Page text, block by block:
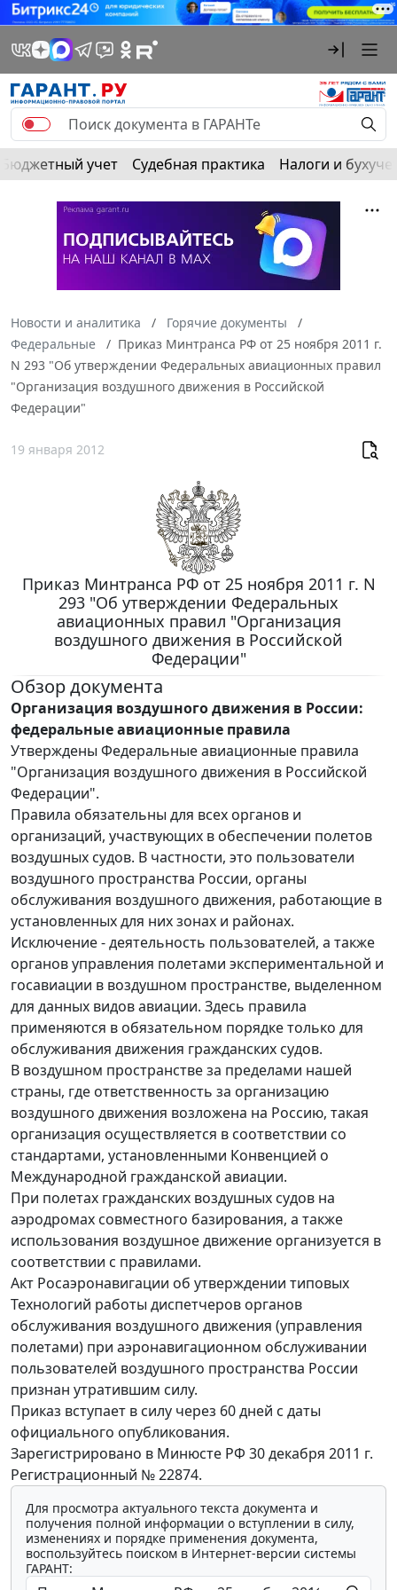
Бюджетный учет Судебная практика Налоги и
Новости и аналитика
Горячие документы
Федеральные
Приказ Минтранса РФ от 25 ноября 2011 г.
N 293 "Об утверждении Федеральных авиационных правил
"Организация воздушного движения в Российской
Федерации"
19 января 2012
Приказ Минтранса РФ от 25 ноября 2011 г. N
293 "Об утверждении Федеральных
авиационных правил "Организация
воздушного движения в Российской
Федерации"
Обзор документа
Организация воздушного движения в России:
федеральные авиационные правила
Утверждены Федеральные авиационные правила
"Организация воздушного движения в Российской
Федерации".
Правила обязательны для всех органов и
организаций, участвующих в обеспечении полетов
воздушных судов. В частности, это пользователи
воздушного пространства России, органы
обслуживания воздушного движения, работающие в
установленных для них зонах и районах.
Исключение - деятельность пользователей, а также
органов управления полетами экспериментальной и
госавиации в воздушном пространстве, выделенном
для данных видов авиации. Здесь правила
применяются в обязательном порядке только для
обслуживания движения гражданских судов.
В воздушном пространстве за пределами нашей
страны, где ответственность за организацию
воздушного движения возложена на Россию, такая
организация осуществляется в соответствии со
стандартами, установленными Конвенцией о
Международной гражданской авиации.
При полетах гражданских воздушных судов на
аэродромах совместного базирования, а также
использования воздушное движение организуется в
соответствии с правилами.
Акт Росаэронавигации об утверждении типовых
Технологий работы диспетчеров органов
обслуживания воздушного движения (управления
полетами) при аэронавигационном обслуживании
пользователей воздушного пространства России
признан утратившим силу.
Приказ вступает в силу через 60 дней с даты
официального опубликования.
Зарегистрировано в Минюсте РФ 30 декабря 2011 г.
Регистрационный № 22874.
Для просмотра актуального текста документа и
получения полной информации о вступлении в силу,
изменениях и порядке применения документа,
воспользуйтесь поиском в Интернет-версии системы
ГАРАНТ: